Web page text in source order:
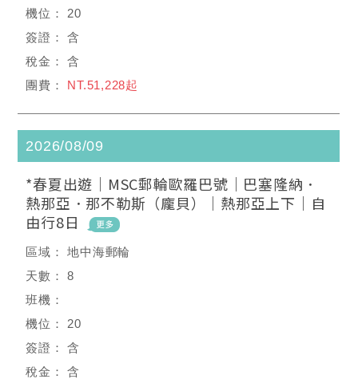
20
含
含
NT.51,228起
2026/08/09
*春夏出遊｜MSC郵輪歐羅巴號｜巴塞隆納．
熱那亞．那不勒斯（龐貝）｜熱那亞上下｜自
由行8日
地中海郵輪
8
20
含
含